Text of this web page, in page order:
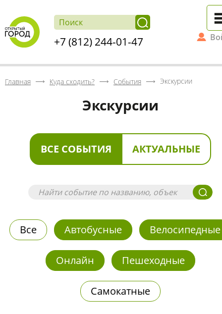
+7 (812) 244-01-47
Главная Куда сходить? События Экскурсии
Экскурсии
ВСЕ СОБЫТИЯ АКТУАЛЬНЫЕ
Все Автобусные Велосипедные
Онлайн Пешеходные
Самокатные